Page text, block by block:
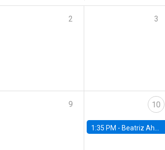
2 3
9 10
1:35 PM - Beatriz Ahumada, PhD candidate, Universidad de Pittsburgh